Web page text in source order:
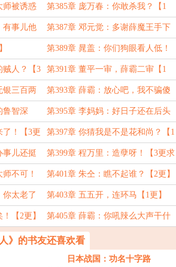
更】
师被诱惑 第385章 庞万春：你敢杀我？【1
更】
有事儿他 第387章 邓元觉：多谢薛魔王手下
留情！【3更求月票】
第389章 晁盖：你们狗眼看人低！
【2更】
贼人？【3 第391章 董平一审，薛霸二审【1
更】
银三百两 第393章 薛霸：放心吧，我不骗傻
子！【3更求月票】
鲁智深 第395章 李妈妈：好日子还在后头
呢！【2更】
了！【3更 第397章 你猜我是不是花和尚？【1
更】
事儿还挺 第399章 程万里：造孽呀！【3更求
月票】
不可！ 第401章 朱仝：瞧不起谁？【2更】
你太老了 第403章 五五开，连环马【1更】
【2更】 第405章 薛霸：你吼辣么大声干什
么！【3更求月票】
》的书友还喜欢看
日本战国：功名十字路